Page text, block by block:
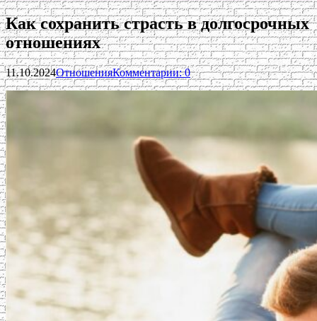
Как сохранить страсть в долгосрочных
отношениях
11.10.2024ОтношенияКомментарии: 0